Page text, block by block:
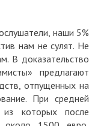
наши 5%
нам не сулят. Не
В доказательство
предлагают
отпущенных на
При средней
которых после